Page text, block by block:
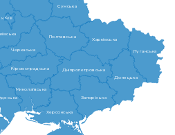
Дніпропетровська
Донецька
Запорізька
Кіровоградська
Луганська
м.Київ
Миколаївська
Полтавська
Сумська
Харківська
Херсонська
Черкаська